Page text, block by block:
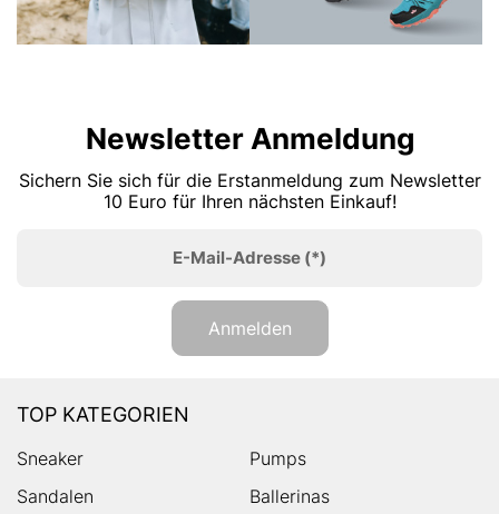
Newsletter Anmeldung
Sichern Sie sich für die Erstanmeldung zum Newsletter
10 Euro für Ihren nächsten Einkauf!
E-Mail-Adresse (*)
Anmelden
TOP KATEGORIEN
Sneaker
Pumps
Sandalen
Ballerinas